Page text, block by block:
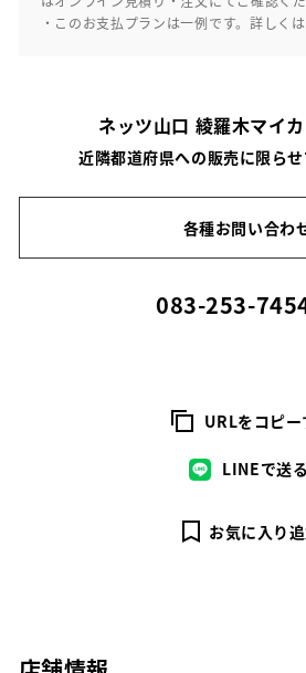
・このお支払プランは一例です。詳しく
ネッツ山口 綾羅木マイ
近隣都道府県への販売に限ら
各種お問い合わ
083-253-
URLをコピー
LINEで送る
お気に入り